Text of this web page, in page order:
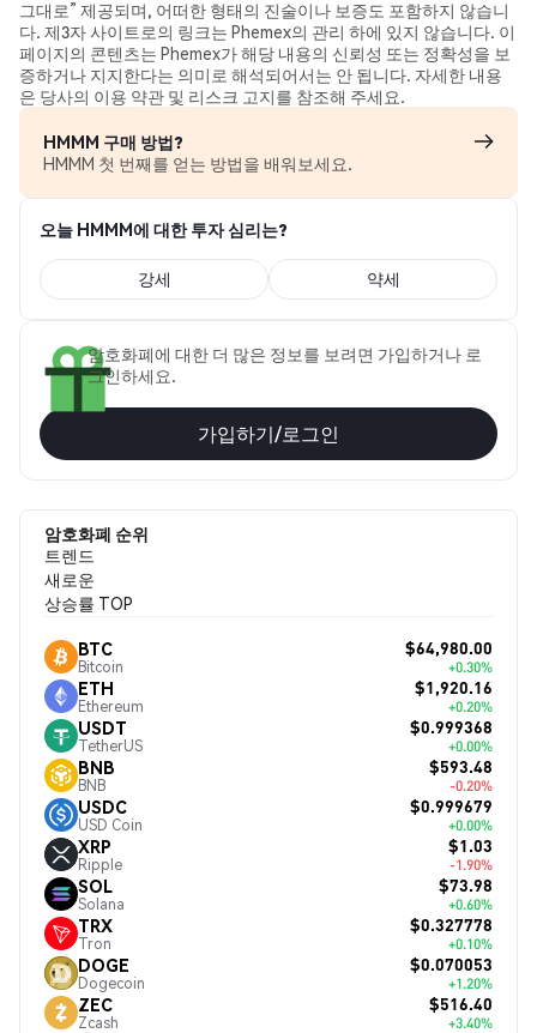
그대로” 제공되며, 어떠한 형태의 진술이나 보증도 포함하지 않습니
다. 제3자 사이트로의 링크는 Phemex의 관리 하에 있지 않습니다. 이
페이지의 콘텐츠는 Phemex가 해당 내용의 신뢰성 또는 정확성을 보
증하거나 지지한다는 의미로 해석되어서는 안 됩니다. 자세한 내용
은 당사의 이용 약관 및 리스크 고지를 참조해 주세요.
HMMM 구매 방법?
HMMM 첫 번째를 얻는 방법을 배워보세요.
오늘 HMMM에 대한 투자 심리는?
강세 약세
암호화폐에 대한 더 많은 정보를 보려면 가입하거나 로
그인하세요.
가입하기/로그인
암호화폐 순위
트렌드
새로운
상승률 TOP
BTC
Bitcoin
$64,980.00
+0.30%
ETH
Ethereum
$1,920.16
+0.20%
USDT
TetherUS
$0.999368
+0.00%
BNB
BNB
$593.48
-0.20%
USDC
USD Coin
$0.999679
+0.00%
XRP
Ripple
$1.03
-1.90%
SOL
Solana
$73.98
+0.60%
TRX
Tron
$0.327778
+0.10%
DOGE
Dogecoin
$0.070053
+1.20%
ZEC
Zcash
$516.40
+3.40%